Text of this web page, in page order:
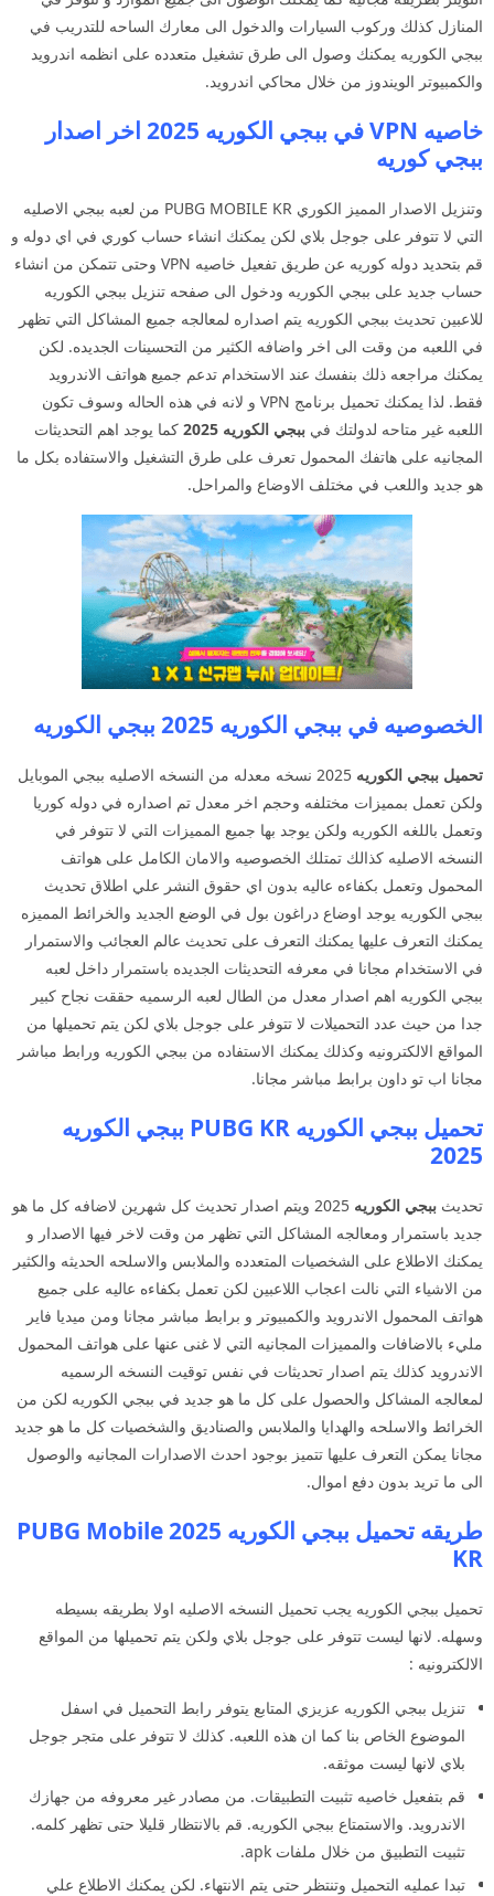
المنازل كذلك وركوب السيارات والدخول الى معارك الساحه للتدريب في
ببجي الكوريه يمكنك وصول الى طرق تشغيل متعدده على انظمه اندرويد
والكمبيوتر الويندوز من خلال محاكي اندرويد.
خاصيه VPN في ببجي الكوريه 2025 اخر اصدار
ببجي كوريه
وتنزيل الاصدار المميز الكوري PUBG MOBILE KR من لعبه ببجي الاصليه
التي لا تتوفر على جوجل بلاي لكن يمكنك انشاء حساب كوري في اي دوله و
قم بتحديد دوله كوريه عن طريق تفعيل خاصيه VPN وحتى تتمكن من انشاء
حساب جديد على ببجي الكوريه ودخول الى صفحه تنزيل ببجي الكوريه
للاعبين تحديث ببجي الكوريه يتم اصداره لمعالجه جميع المشاكل التي تظهر
في اللعبه من وقت الى اخر واضافه الكثير من التحسينات الجديده. لكن
يمكنك مراجعه ذلك بنفسك عند الاستخدام تدعم جميع هواتف الاندرويد
فقط. لذا يمكنك تحميل برنامج VPN و لانه في هذه الحاله وسوف تكون
اللعبه غير متاحه لدولتك في ببجي الكوريه 2025
كما يوجد اهم التحديثات
المجانيه على هاتفك المحمول تعرف على طرق التشغيل والاستفاده بكل ما
هو جديد واللعب في مختلف الاوضاع والمراحل.
الخصوصيه في ببجي الكوريه 2025 ببجي الكوريه
تحميل ببجي الكوريه
2025 نسخه معدله من النسخه الاصليه ببجي الموبايل
ولكن تعمل بمميزات مختلفه وحجم اخر معدل تم اصداره في دوله كوريا
وتعمل باللغه الكوريه ولكن يوجد بها جميع المميزات التي لا تتوفر في
النسخه الاصليه كذالك تمتلك الخصوصيه والامان الكامل على هواتف
المحمول وتعمل بكفاءه عاليه بدون اي حقوق النشر علي اطلاق تحديث
ببجي الكوريه يوجد اوضاع دراغون بول في الوضع الجديد والخرائط المميزه
يمكنك التعرف عليها يمكنك التعرف على تحديث عالم العجائب والاستمرار
في الاستخدام مجانا في معرفه التحديثات الجديده باستمرار داخل لعبه
ببجي الكوريه اهم اصدار معدل من الطال لعبه الرسميه حققت نجاح كبير
جدا من حيث عدد التحميلات لا تتوفر على جوجل بلاي لكن يتم تحميلها من
المواقع الالكترونيه وكذلك يمكنك الاستفاده من ببجي الكوريه ورابط مباشر
مجانا اب تو داون برابط مباشر مجانا.
تحميل ببجي الكوريه PUBG KR ببجي الكوريه
2025
تحديث ببجي الكوريه
2025 ويتم اصدار تحديث كل شهرين لاضافه كل ما هو
جديد باستمرار ومعالجه المشاكل التي تظهر من وقت لاخر فيها الاصدار و
يمكنك الاطلاع على الشخصيات المتعدده والملابس والاسلحه الحديثه والكثير
من الاشياء التي نالت اعجاب اللاعبين لكن تعمل بكفاءه عاليه على جميع
هواتف المحمول الاندرويد والكمبيوتر و برابط مباشر مجانا ومن ميديا فاير
مليء بالاضافات والمميزات المجانيه التي لا غنى عنها على هواتف المحمول
الاندرويد كذلك يتم اصدار تحديثات في نفس توقيت النسخه الرسميه
لمعالجه المشاكل والحصول على كل ما هو جديد في ببجي الكوريه لكن من
الخرائط والاسلحه والهدايا والملابس والصناديق والشخصيات كل ما هو جديد
مجانا يمكن التعرف عليها تتميز بوجود احدث الاصدارات المجانيه والوصول
الى ما تريد بدون دفع اموال.
طريقه تحميل ببجي الكوريه 2025 PUBG Mobile
KR
تحميل ببجي الكوريه يجب تحميل النسخه الاصليه اولا بطريقه بسيطه
وسهله. لانها ليست تتوفر على جوجل بلاي ولكن يتم تحميلها من المواقع
الالكترونيه :
تنزيل ببجي الكوريه عزيزي المتابع يتوفر رابط التحميل في اسفل
الموضوع الخاص بنا كما ان هذه اللعبه. كذلك لا تتوفر على متجر جوجل
بلاي لانها ليست موثقه.
قم بتفعيل خاصيه تثبيت التطبيقات. من مصادر غير معروفه من جهازك
الاندرويد. والاستمتاع ببجي الكوريه. قم بالانتظار قليلا حتى تظهر كلمه.
تثبيت التطبيق من خلال ملفات apk.
تبدا عمليه التحميل وتنتظر حتى يتم الانتهاء. لكن يمكنك الاطلاع علي